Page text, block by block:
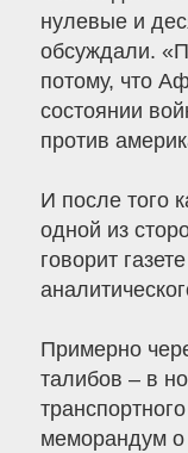
нулевые и
обсуждали.
потому, что
состоянии
против
И после того
одной из
говорит
Примерно
талибов – в
меморандум о